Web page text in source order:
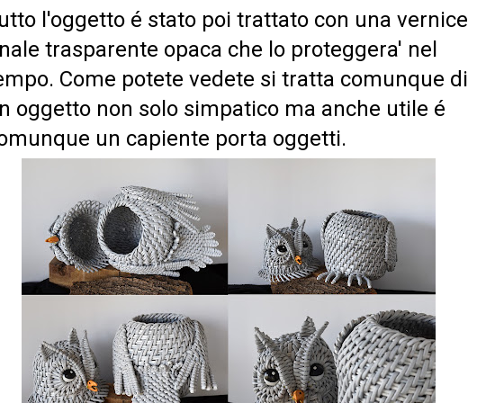
l'oggetto é stato poi trattato con una vernice
trasparente opaca che lo proteggera' nel
Come potete vedete si tratta comunque di
oggetto non solo simpatico ma anche utile é
un capiente porta oggetti.